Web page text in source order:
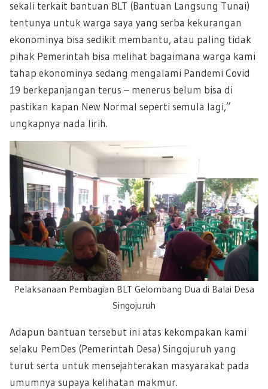
sekali terkait bantuan BLT (Bantuan Langsung Tunai)
tentunya untuk warga saya yang serba kekurangan
ekonominya bisa sedikit membantu, atau paling tidak
pihak Pemerintah bisa melihat bagaimana warga kami
tahap ekonominya sedang mengalami Pandemi Covid
19 berkepanjangan terus – menerus belum bisa di
pastikan kapan New Normal seperti semula lagi,”
ungkapnya nada lirih.
Pelaksanaan Pembagian BLT Gelombang Dua di Balai Desa
Singojuruh
Adapun bantuan tersebut ini atas kekompakan kami
selaku PemDes (Pemerintah Desa) Singojuruh yang
turut serta untuk mensejahterakan masyarakat pada
umumnya supaya kelihatan makmur.